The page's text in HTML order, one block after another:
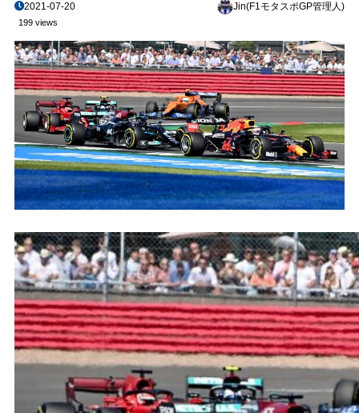
2021-07-20 Jin(F1モタスポGP管理人)
199 views